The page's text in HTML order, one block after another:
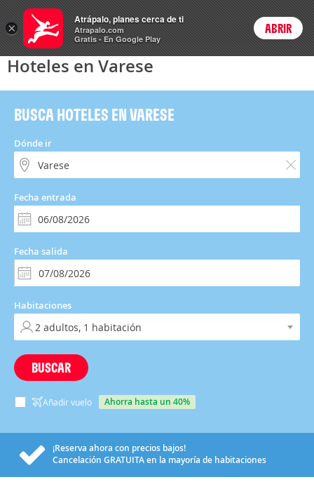
Hoteles Login
Hoteles en Varese
BUSCA HOTELES EN VARESE
Dónde ir
Fecha entrada
Fecha salida
Habitaciones
BUSCAR
Añadir vuelo ahorra hasta un 40%
¡Reserva ahora con precios bajos!
Cancelación GRATUITAen la mayoría de habitaciones
×
Atrápalo, planes cerca de ti
Atrapalo.com
Gratis - En Google Play
ABRIR